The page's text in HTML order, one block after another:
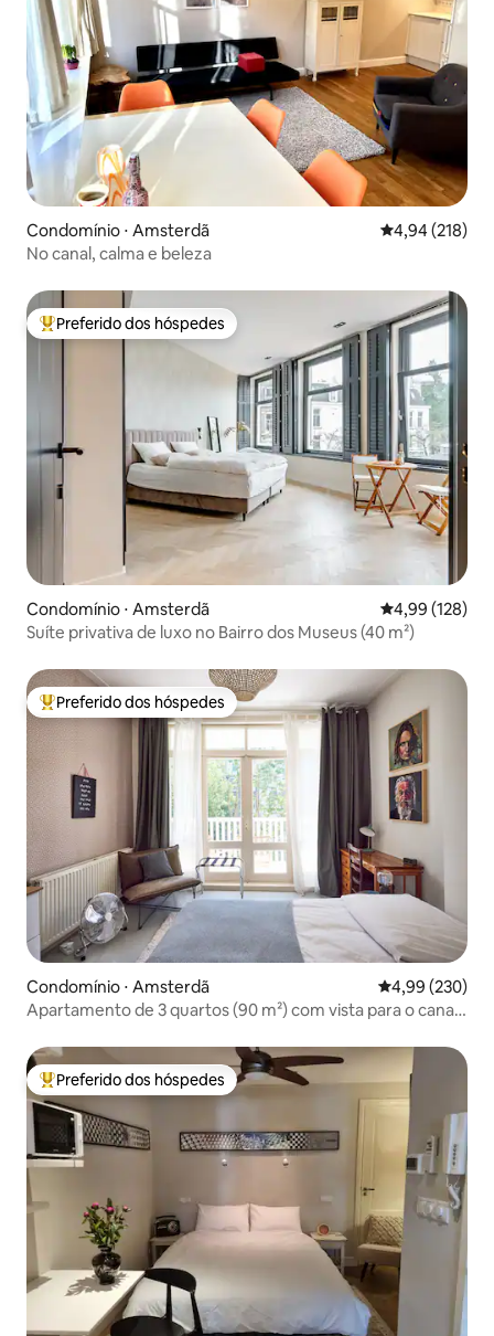
Condomínio ⋅ Amsterdã 4,94 de uma
4,94 (218)
No canal, calma e beleza
Entre os melhores preferidos dos hóspedes
Preferido dos hóspedes
Condomínio ⋅ Amsterdã 4,99 de uma
4,99 (128)
Suíte privativa de luxo no Bairro dos Museus (40 m²)
Entre os melhores preferidos dos hóspedes
Preferido dos hóspedes
Condomínio ⋅ Amsterdã 4,99 de uma
4,99 (230)
Apartamento de 3 quartos (90 m²) com vista para o canal
Entre os melhores preferidos dos hóspedes
Preferido dos hóspedes